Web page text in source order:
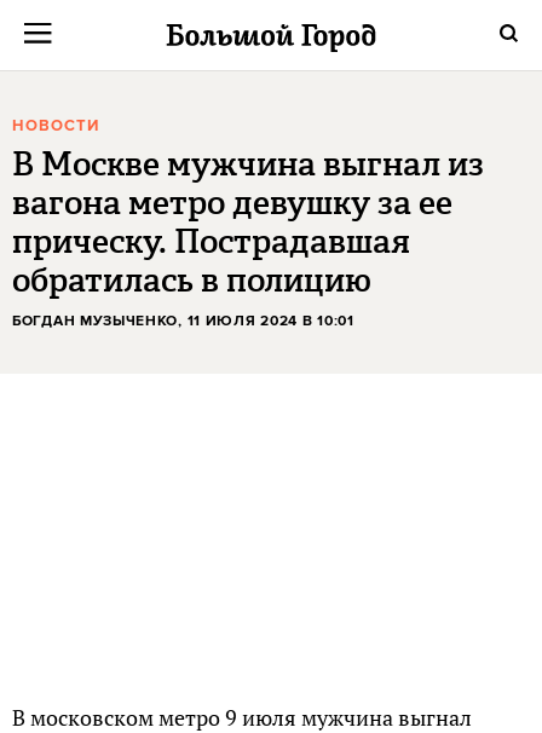
НОВОСТИ
В Москве мужчина выгнал из
вагона метро девушку за ее
прическу. Пострадавшая
обратилась в полицию
БОГДАН МУЗЫЧЕНКО, 11 ИЮЛЯ 2024 В 10:01
В московском метро 9 июля мужчина выгнал